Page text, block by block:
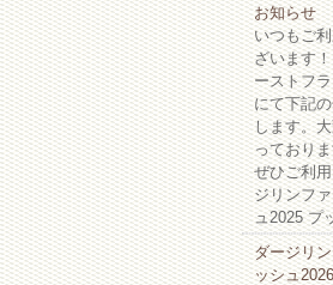
お知らせ
いつもご
ざいます
ーストフ
にて下記
します。
っており
ぜひご利
ジリンフ
ュ2025 プ
ダージリ
ッシュ